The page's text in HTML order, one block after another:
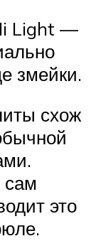
Light —
змейки.
схож
сам
это